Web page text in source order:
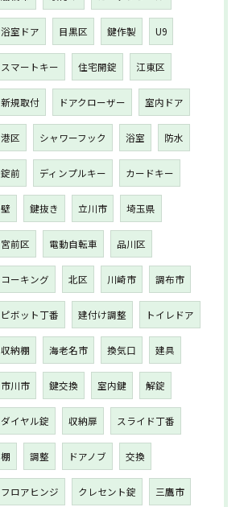
浴室ドア 目黒区 鍵作製 U9
スマートキー 住宅開錠 江東区
新規取付 ドアクローザー 室内ドア
港区 シャワーフック 浴室 防水
錠前 ディンプルキー カードキー
壁 鍵抜き 立川市 埼玉県
宮前区 電動自転車 品川区
コーキング 北区 川崎市 調布市
ピボット丁番 建付け調整 トイレドア
収納棚 海老名市 換気口 建具
市川市 鍵交換 室内鍵 解錠
ダイヤル錠 収納扉 スライド丁番
棚 調整 ドアノブ 交換
フロアヒンジ クレセント錠 三鷹市